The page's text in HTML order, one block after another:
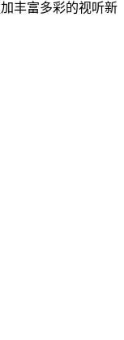
丰富多彩的视听新